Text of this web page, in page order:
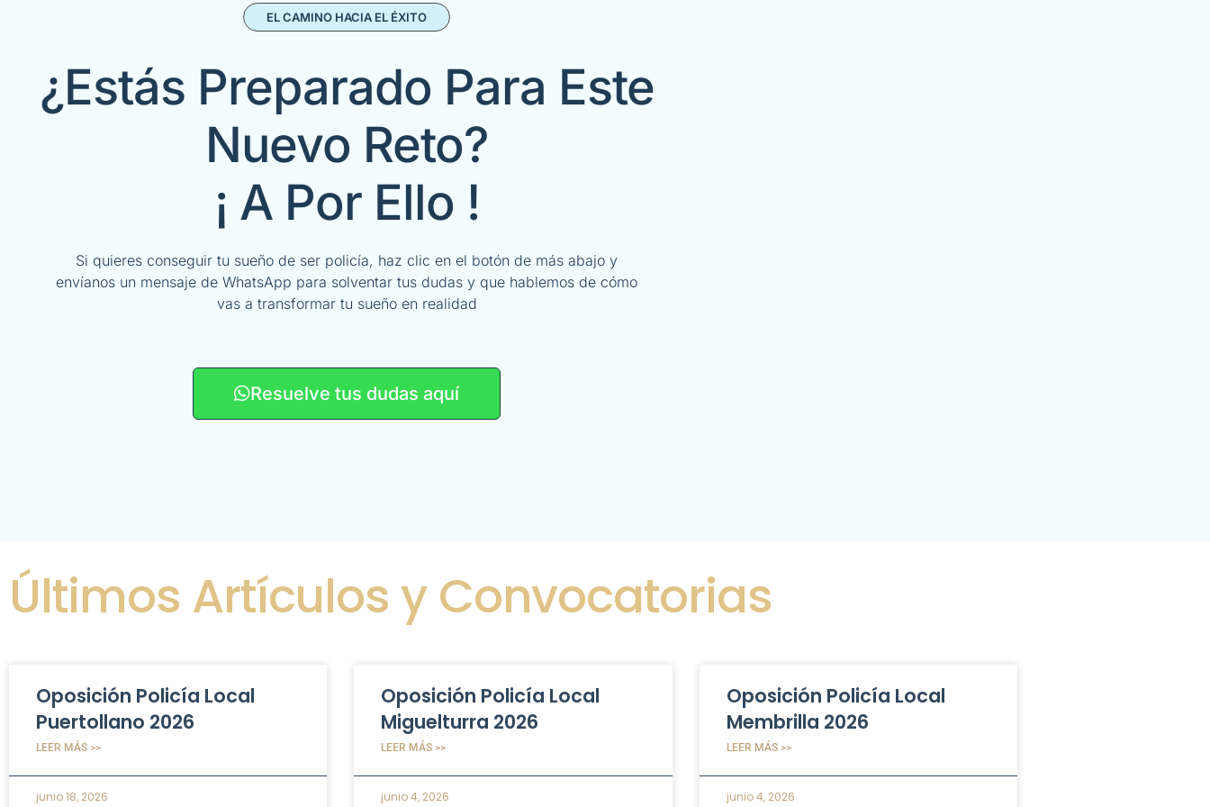
EL CAMINO HACIA EL ÉXITO
¿Estás Preparado Para Este
Nuevo Reto?
¡ A Por Ello !
Si quieres conseguir tu sueño de ser policía, haz clic en el botón de más abajo y
envíanos un mensaje de WhatsApp para solventar tus dudas y que hablemos de cómo
vas a transformar tu sueño en realidad
Resuelve tus dudas aquí
Últimos Artículos y Convocatorias
Oposición Policía Local
Puertollano 2026
LEER MÁS >>
junio 18, 2026
Oposición Policía Local
Miguelturra 2026
LEER MÁS >>
junio 4, 2026
Oposición Policía Local
Membrilla 2026
LEER MÁS >>
junio 4, 2026